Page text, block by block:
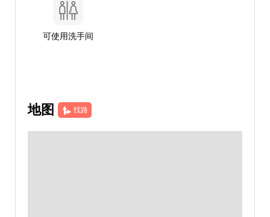
可使用洗手间
地图 找路